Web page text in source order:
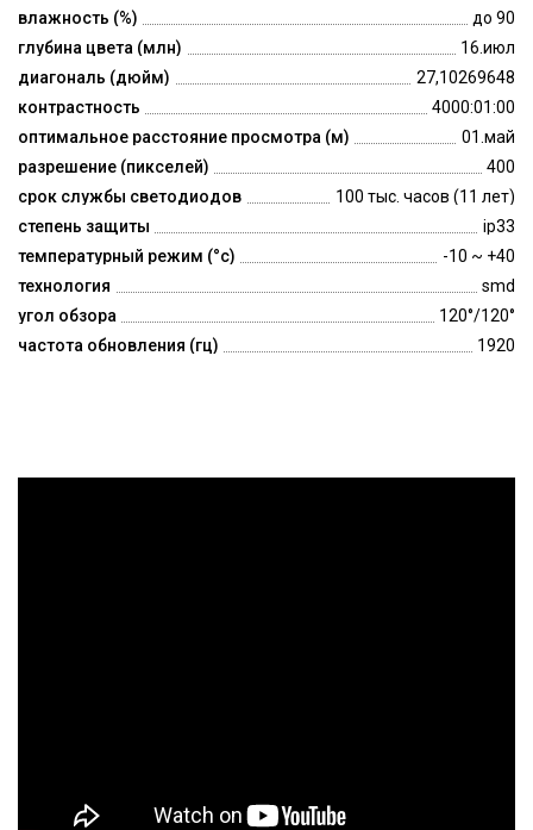
влажность (%)
до 90
глубина цвета (млн)
16.июл
диагональ (дюйм)
27,10269648
контрастность
4000:01:00
оптимальное расстояние просмотра (м)
01.май
разрешение (пикселей)
400
срок службы светодиодов
100 тыс. часов (11 лет)
степень защиты
ip33
температурный режим (°c)
-10 ~ +40
технология
smd
угол обзора
120°/120°
частота обновления (гц)
1920